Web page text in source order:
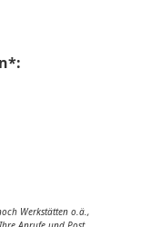
Werkstätten o.ä.,